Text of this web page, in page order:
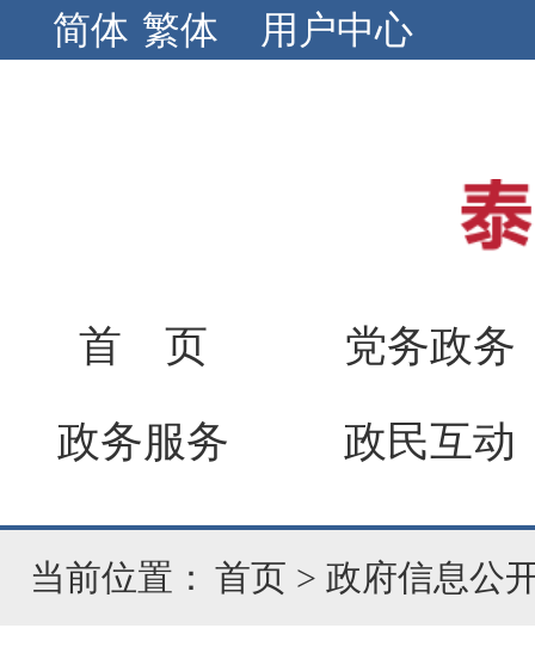
简体 繁体 用户中心
首 页
党务政务
政务服务
政民互动
当前位置： 首页 > 政府信息公